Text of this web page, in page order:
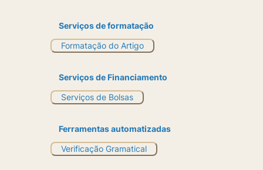
Serviços de formatação
Formatação do Artigo
Serviços de Financiamento
Serviços de Bolsas
Ferramentas automatizadas
Verificação Gramatical